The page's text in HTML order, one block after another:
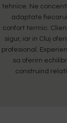
tehnice. Ne
adaptate
confort termic.
sigur, iar in Cluj
profesional.
sa oferim
construind